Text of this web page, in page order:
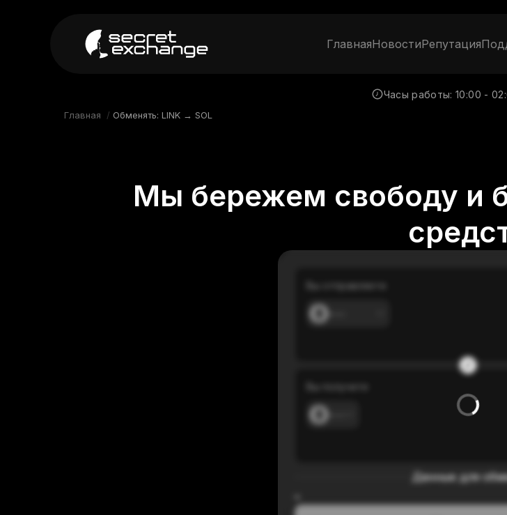
ГлавнаяНовостиРепутация
Часы работы: 10:00 -
Главная / Обменять: LINK → SOL
Мы бережем свободу и
Вы отправляете
Данные для